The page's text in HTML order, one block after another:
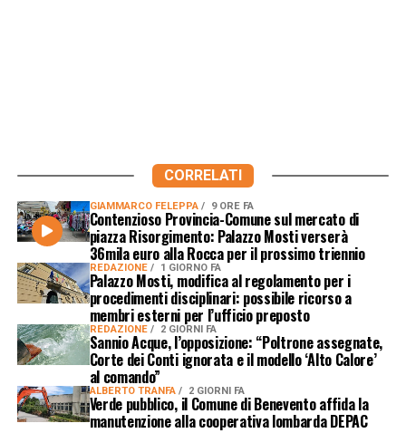
CORRELATI
GIAMMARCO FELEPPA 9 ORE FA
Contenzioso Provincia-Comune sul mercato di
piazza Risorgimento: Palazzo Mosti verserà
36mila euro alla Rocca per il prossimo triennio
REDAZIONE 1 GIORNO FA
Palazzo Mosti, modifica al regolamento per i
procedimenti disciplinari: possibile ricorso a
membri esterni per l’ufficio preposto
REDAZIONE 2 GIORNI FA
Sannio Acque, l’opposizione: “Poltrone assegnate,
Corte dei Conti ignorata e il modello ‘Alto Calore’
al comando”
ALBERTO TRANFA 2 GIORNI FA
Verde pubblico, il Comune di Benevento affida la
manutenzione alla cooperativa lombarda DEPAC